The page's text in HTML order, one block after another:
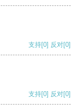
支持[0] 反对[0]
支持[0] 反对[0]